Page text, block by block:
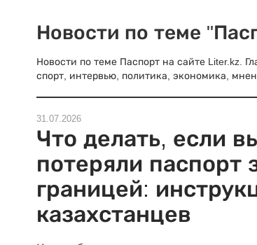
Новости по теме
Новости по теме Паспорт на сайте Liter.kz.
спорт, интервью, политика, экономика,
31.07.2026
Что делать, если
потеряли паспорт
границей:
казахстанцев